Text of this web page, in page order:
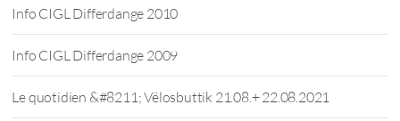
Info CIGL Differdange 2010
Info CIGL Differdange 2009
Le quotidien &#8211; Vëlosbuttik 21.08.+ 22.08.2021